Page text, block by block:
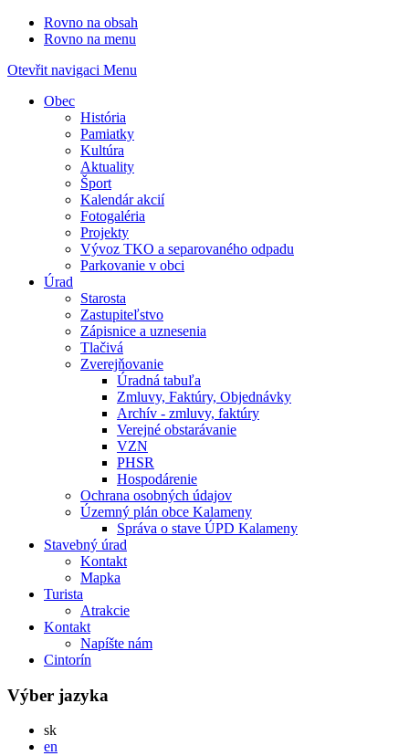
Rovno na obsah
Rovno na menu
Otevřit navigaci Menu
Obec
História
Pamiatky
Kultúra
Aktuality
Šport
Kalendár akcií
Fotogaléria
Projekty
Vývoz TKO a separovaného odpadu
Parkovanie v obci
Úrad
Starosta
Zastupiteľstvo
Zápisnice a uznesenia
Tlačivá
Zverejňovanie
Úradná tabuľa
Zmluvy, Faktúry, Objednávky
Archív - zmluvy, faktúry
Verejné obstarávanie
VZN
PHSR
Hospodárenie
Ochrana osobných údajov
Územný plán obce Kalameny
Správa o stave ÚPD Kalameny
Stavebný úrad
Kontakt
Mapka
Turista
Atrakcie
Kontakt
Napíšte nám
Cintorín
Výber jazyka
skSlovensky
en